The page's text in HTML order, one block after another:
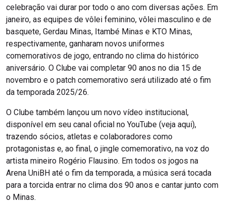
celebração vai durar por todo o ano com diversas ações. Em
janeiro, as equipes de vôlei feminino, vôlei masculino e de
basquete, Gerdau Minas, Itambé Minas e KTO Minas,
respectivamente, ganharam novos uniformes
comemorativos de jogo, entrando no clima do histórico
aniversário. O Clube vai completar 90 anos no dia 15 de
novembro e o patch comemorativo será utilizado até o fim
da temporada 2025/26.
O Clube também lançou um novo vídeo institucional,
disponível em seu canal oficial no YouTube (veja aqui),
trazendo sócios, atletas e colaboradores como
protagonistas e, ao final, o jingle comemorativo, na voz do
artista mineiro Rogério Flausino. Em todos os jogos na
Arena UniBH até o fim da temporada, a música será tocada
para a torcida entrar no clima dos 90 anos e cantar junto com
o Minas.